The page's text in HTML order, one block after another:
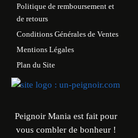
Politique de remboursement et
de retours
Conditions Générales de Ventes
Mentions Légales
Plan du Site
Peignoir Mania est fait pour
vous combler de bonheur !